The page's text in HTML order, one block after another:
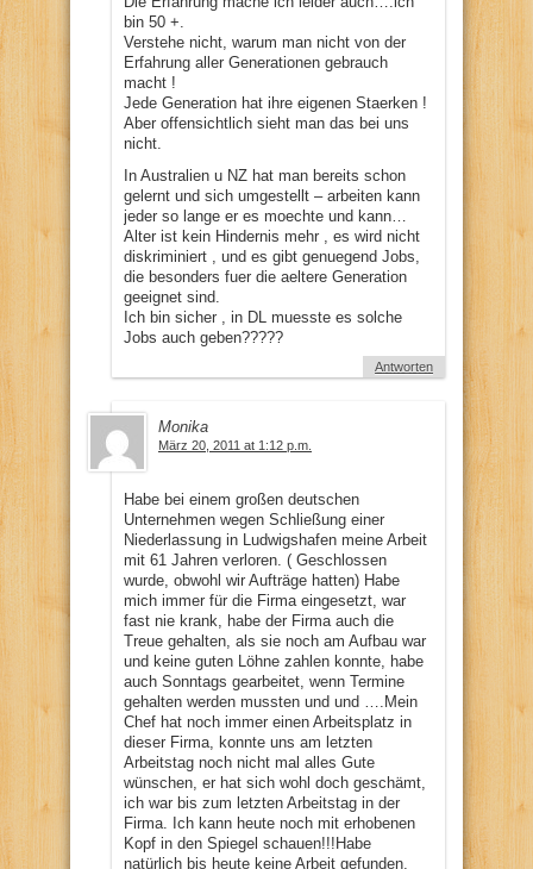
bin 50 +.
Verstehe nicht, warum man nicht von der
Erfahrung aller Generationen gebrauch
macht !
Jede Generation hat ihre eigenen Staerken !
Aber offensichtlich sieht man das bei uns
nicht.
In Australien u NZ hat man bereits schon
gelernt und sich umgestellt – arbeiten kann
jeder so lange er es moechte und kann…
Alter ist kein Hindernis mehr , es wird nicht
diskriminiert , und es gibt genuegend Jobs,
die besonders fuer die aeltere Generation
geeignet sind.
Ich bin sicher , in DL muesste es solche
Jobs auch geben?????
Antworten
Monika
März 20, 2011 at 1:12 p.m.
Habe bei einem großen deutschen
Unternehmen wegen Schließung einer
Niederlassung in Ludwigshafen meine Arbeit
mit 61 Jahren verloren. ( Geschlossen
wurde, obwohl wir Aufträge hatten) Habe
mich immer für die Firma eingesetzt, war
fast nie krank, habe der Firma auch die
Treue gehalten, als sie noch am Aufbau war
und keine guten Löhne zahlen konnte, habe
auch Sonntags gearbeitet, wenn Termine
gehalten werden mussten und und ….Mein
Chef hat noch immer einen Arbeitsplatz in
dieser Firma, konnte uns am letzten
Arbeitstag noch nicht mal alles Gute
wünschen, er hat sich wohl doch geschämt,
ich war bis zum letzten Arbeitstag in der
Firma. Ich kann heute noch mit erhobenen
Kopf in den Spiegel schauen!!!Habe
natürlich bis heute keine Arbeit gefunden,